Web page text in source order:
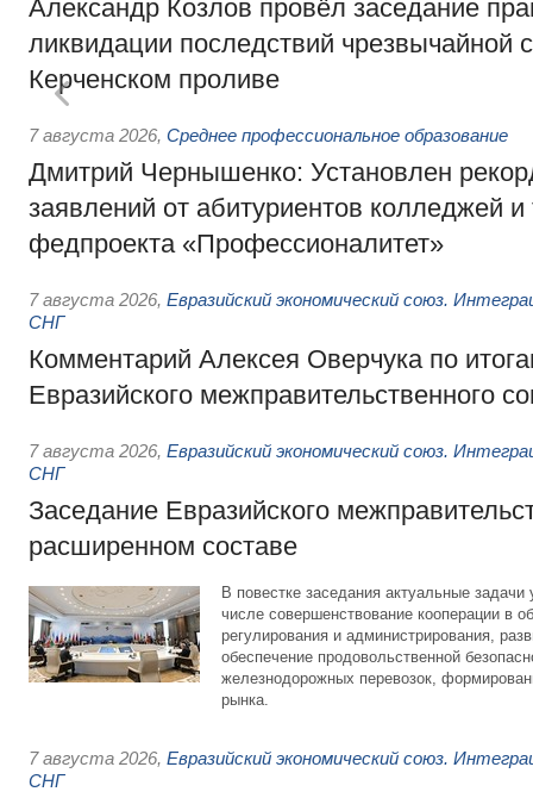
Александр Козлов провёл заседание
ликвидации последствий чрезвычайной
Керченском проливе
7 августа 2026, Среднее профессиональное образование
Дмитрий Чернышенко: Установлен
заявлений от абитуриентов колледжей и
федпроекта «Профессионалитет»
7 августа 2026, Евразийский экономический союз.
СНГ
Комментарий Алексея Оверчука по
Евразийского межправительственного
7 августа 2026, Евразийский экономический союз.
СНГ
Заседание Евразийского
расширенном составе
В повестке заседания актуальные задачи
числе совершенствование кооперации в
регулирования и администрирования,
обеспечение продовольственной
железнодорожных перевозок,
рынка.
7 августа 2026, Евразийский экономический союз.
СНГ